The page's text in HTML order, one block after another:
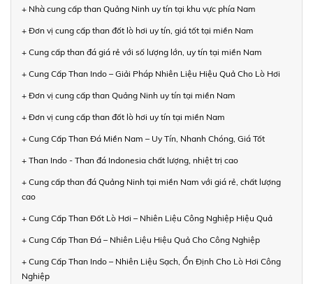
+ Nhà cung cấp than Quảng Ninh uy tín tại khu vực phía Nam
+ Đơn vị cung cấp than đốt lò hơi uy tín, giá tốt tại miền Nam
+ Cung cấp than đá giá rẻ với số lượng lớn, uy tín tại miền Nam
+ Cung Cấp Than Indo – Giải Pháp Nhiên Liệu Hiệu Quả Cho Lò Hơi
+ Đơn vị cung cấp than Quảng Ninh uy tín tại miền Nam
+ Đơn vị cung cấp than đốt lò hơi uy tín tại miền Nam
+ Cung Cấp Than Đá Miền Nam – Uy Tín, Nhanh Chóng, Giá Tốt
+ Than Indo - Than đá Indonesia chất lượng, nhiệt trị cao
+ Cung cấp than đá Quảng Ninh tại miền Nam với giá rẻ, chất lượng
cao
+ Cung Cấp Than Đốt Lò Hơi – Nhiên Liệu Công Nghiệp Hiệu Quả
+ Cung Cấp Than Đá – Nhiên Liệu Hiệu Quả Cho Công Nghiệp
+ Cung Cấp Than Indo – Nhiên Liệu Sạch, Ổn Định Cho Lò Hơi Công
Nghiệp